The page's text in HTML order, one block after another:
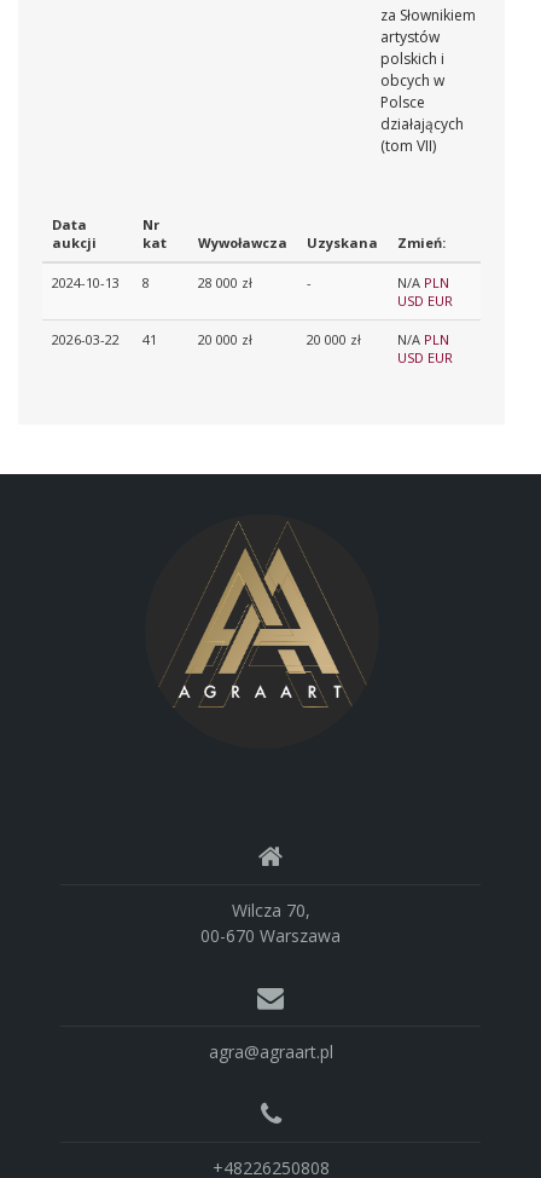
za Słownikiem
artystów
polskich i
obcych w
Polsce
działających
(tom VII)
Data
aukcji
Nr
kat
Wywoławcza Uzyskana Zmień:
2024-10-13 8 28 000 zł - N/A PLN
USD EUR
2026-03-22 41 20 000 zł 20 000 zł N/A PLN
USD EUR
Wilcza 70,
00-670 Warszawa
agra@agraart.pl
+48226250808